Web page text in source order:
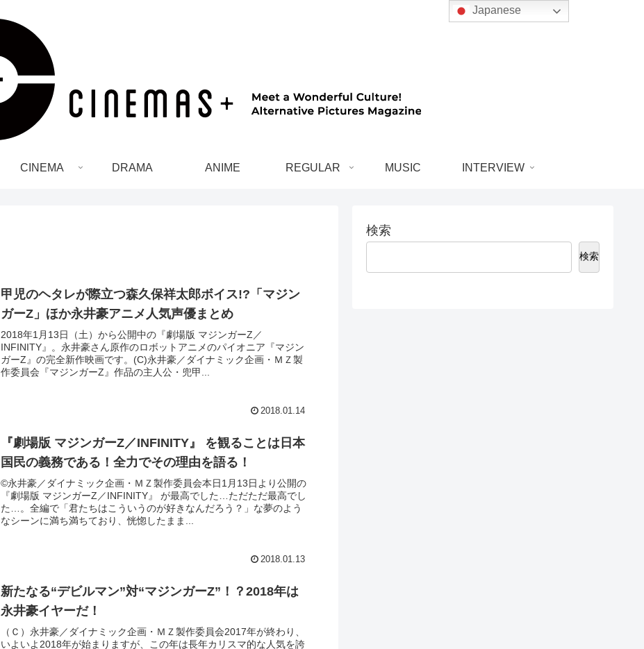
CINEMA DRAMA ANIME REGULAR MUSIC INTERVIEW
甲児のヘタレが際立つ森久保祥太郎ボイス!?「マジン
ガーZ」ほか永井豪アニメ人気声優まとめ
2018年1月13日（土）から公開中の『劇場版 マジンガーZ／
INFINITY』。永井豪さん原作のロボットアニメのパイオニア『マジン
ガーZ』の完全新作映画です。(C)永井豪／ダイナミック企画・ＭＺ製
作委員会『マジンガーZ』作品の主人公・兜甲...
2018.01.14
『劇場版 マジンガーZ／INFINITY』 を観ることは日本
国民の義務である！全力でその理由を語る！
©永井豪／ダイナミック企画・ＭＺ製作委員会本日1月13日より公開の
『劇場版 マジンガーZ／INFINITY』 が最高でした…ただただ最高でし
た…。全編で「君たちはこういうのが好きなんだろう？」な夢のよう
なシーンに満ち満ちており、恍惚したまま...
2018.01.13
新たなる“デビルマン”対“マジンガーZ”！？2018年は
永井豪イヤーだ！
（Ｃ）永井豪／ダイナミック企画・ＭＺ製作委員会2017年が終わり、
いよいよ2018年が始まりますが、この年は長年カリスマ的な人気を誇
検索
検索
Japanese